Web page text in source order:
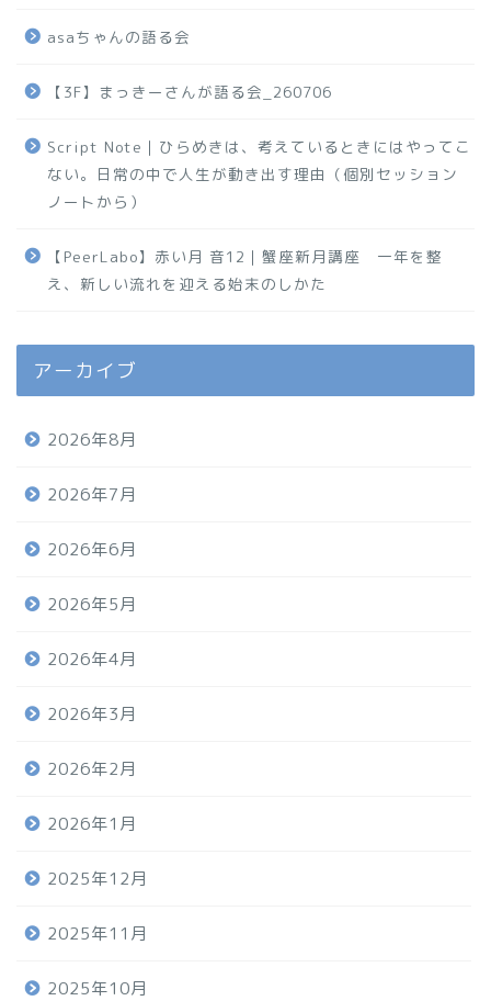
asaちゃんの語る会
【3F】まっきーさんが語る会_260706
Script Note｜ひらめきは、考えているときにはやってこ
ない。日常の中で人生が動き出す理由（個別セッション
ノートから）
【PeerLabo】赤い月 音12｜蟹座新月講座 一年を整
え、新しい流れを迎える始末のしかた
アーカイブ
2026年8月
2026年7月
2026年6月
2026年5月
2026年4月
2026年3月
2026年2月
2026年1月
2025年12月
2025年11月
2025年10月